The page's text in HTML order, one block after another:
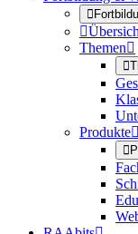


Themen

Produkte
